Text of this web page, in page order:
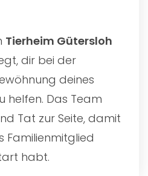
Tierheim Gütersloh
dir bei der
deines
helfen. Das Team
Tat zur Seite, damit
Familienmitglied
habt.